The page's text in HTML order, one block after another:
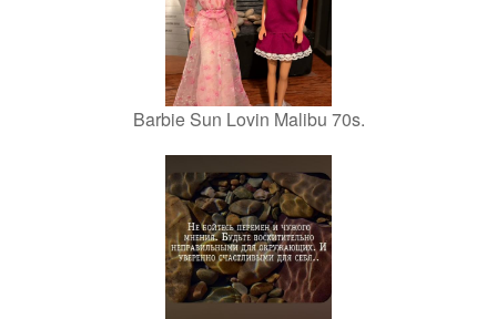
Barbie Sun Lovin Malibu 70s.